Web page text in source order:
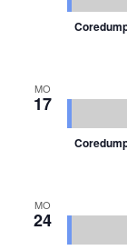
MO
17
MO
24